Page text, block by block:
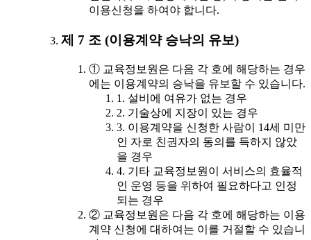
이용신청을 하여야 합니다.
제 7 조 (이용계약 승낙의 유보)
① 교육정보원은 다음 각 호에 해당하는 경우
에는 이용계약의 승낙을 유보할 수 있습니다.
1. 설비에 여유가 없는 경우
2. 기술상에 지장이 있는 경우
3. 이용계약을 신청한 사람이 14세 미만
인 자로 친권자의 동의를 득하지 않았
을 경우
4. 기타 교육정보원이 서비스의 효율적
인 운영 등을 위하여 필요하다고 인정
되는 경우
② 교육정보원은 다음 각 호에 해당하는 이용
계약 신청에 대하여는 이를 거절할 수 있습니